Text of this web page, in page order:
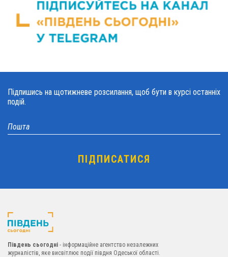
Підпишись на щотижневе розсилання, щоб бути в курсі останніх
подій.
Південь сьогодні - інформаційне агентство незалежних
журналістів, яке висвітлює події півдня Одеської області.